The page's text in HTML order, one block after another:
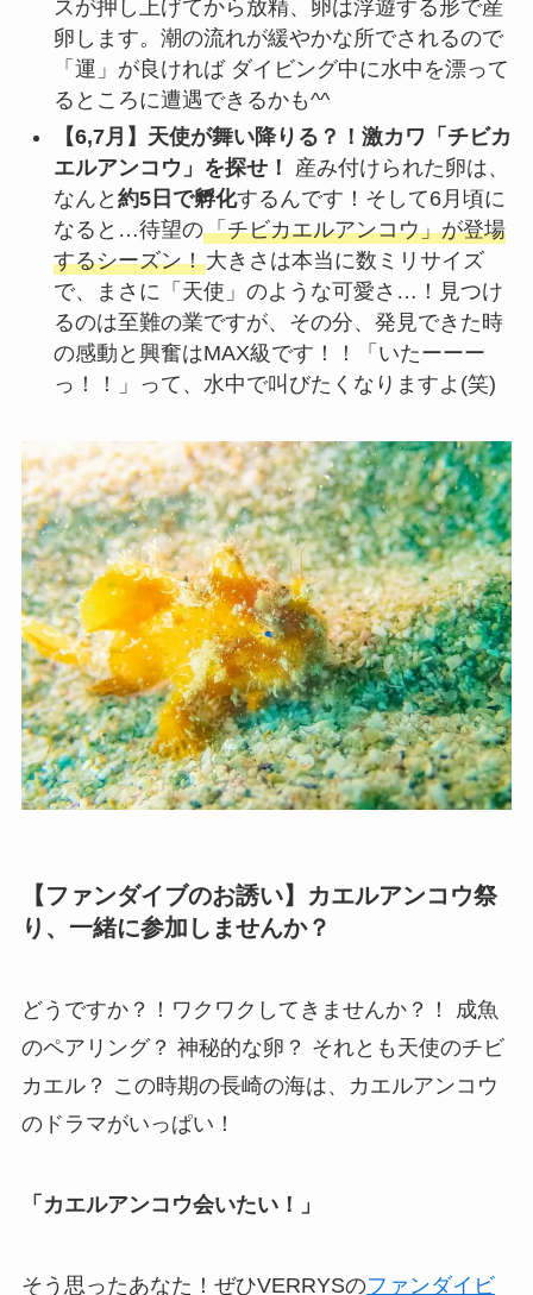
スが押し上げてから放精、卵は浮遊する形で産
卵します。潮の流れが緩やかな所でされるので
「運」が良ければ ダイビング中に水中を漂って
るところに遭遇できるかも^^
【6,7月】天使が舞い降りる？！激カワ「チビカ
エルアンコウ」を探せ！
産み付けられた卵は、
なんと 約5日で孵化するんです！そして6月頃に
なると…待望の「チビカエルアンコウ」が登場
するシーズン！大きさは本当に数ミリサイズ
で、まさに「天使」のような可愛さ…！見つけ
るのは至難の業ですが、その分、発見できた時
の感動と興奮はMAX級です！！「いたーーー
っ！！」って、水中で叫びたくなりますよ(笑)
【ファンダイブのお誘い】カエルアンコウ祭
り、一緒に参加しませんか？
どうですか？！ワクワクしてきませんか？！ 成魚
のペアリング？ 神秘的な卵？ それとも天使のチビ
カエル？ この時期の長崎の海は、カエルアンコウ
のドラマがいっぱい！
「カエルアンコウ会いたい！」
そう思ったあなた！ぜひVERRYSのファンダイビ